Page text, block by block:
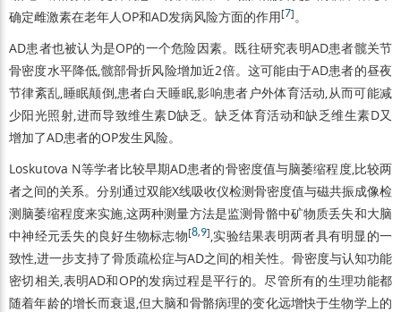
确定雌激素在老年人OP和AD发病风险方面的作用[7]。
AD患者也被认为是OP的一个危险因素。既往研究表明AD患者髋关节
骨密度水平降低,髋部骨折风险增加近2倍。这可能由于AD患者的昼夜
节律紊乱,睡眠颠倒,患者白天睡眠,影响患者户外体育活动,从而可能减
少阳光照射,进而导致维生素D缺乏。缺乏体育活动和缺乏维生素D又
增加了AD患者的OP发生风险。
Loskutova N等学者比较早期AD患者的骨密度值与脑萎缩程度,比较两
者之间的关系。分别通过双能X线吸收仪检测骨密度值与磁共振成像检
测脑萎缩程度来实施,这两种测量方法是监测骨骼中矿物质丢失和大脑
中神经元丢失的良好生物标志物[8,9],实验结果表明两者具有明显的一
致性,进一步支持了骨质疏松症与AD之间的相关性。骨密度与认知功能
密切相关,表明AD和OP的发病过程是平行的。尽管所有的生理功能都
随着年龄的增长而衰退,但大脑和骨骼病理的变化远增快于生物学上的